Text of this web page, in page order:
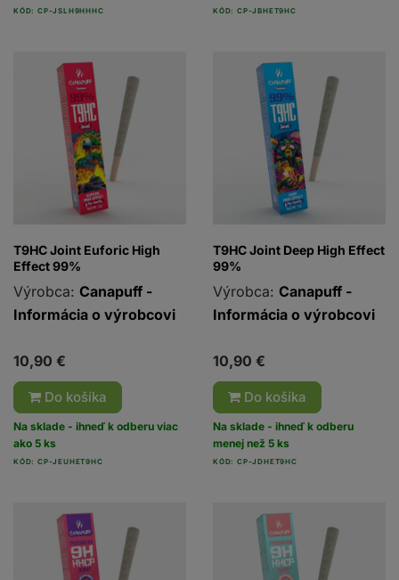
KÓD: CP-JSLH9HHHC KÓD: CP-JBHET9HC
KÓD: CP-JEUHET9HC
T9HC Joint Euforic High
Effect 99%
Výrobca: Canapuff -
Informácia o výrobcovi
10,90 €
Do košíka
Na sklade - ihneď k odberu viac
ako 5 ks
KÓD: CP-JDHET9HC
T9HC Joint Deep High Effect
99%
Výrobca: Canapuff -
Informácia o výrobcovi
10,90 €
Do košíka
Na sklade - ihneď k odberu
menej než 5 ks